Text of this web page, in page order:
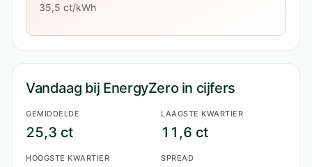
35,5 ct/kWh
Vandaag bij EnergyZero in cijfers
GEMIDDELDE
25,3 ct
LAAGSTE KWARTIER
11,6 ct
HOOGSTE KWARTIER SPREAD